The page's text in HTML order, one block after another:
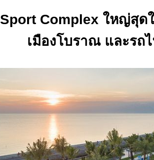
Sport Complex ใหญ่สุด
เมืองโบราณ และรถ